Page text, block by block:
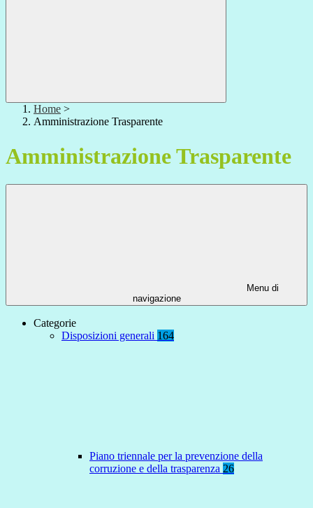
Home >
Amministrazione Trasparente
Amministrazione Trasparente
Menu di
navigazione
Categorie
Disposizioni generali 164
Piano triennale per la prevenzione della
corruzione e della trasparenza 26